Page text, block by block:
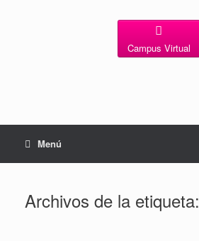
Campus Virtual
Menú
Archivos de la etiqueta: